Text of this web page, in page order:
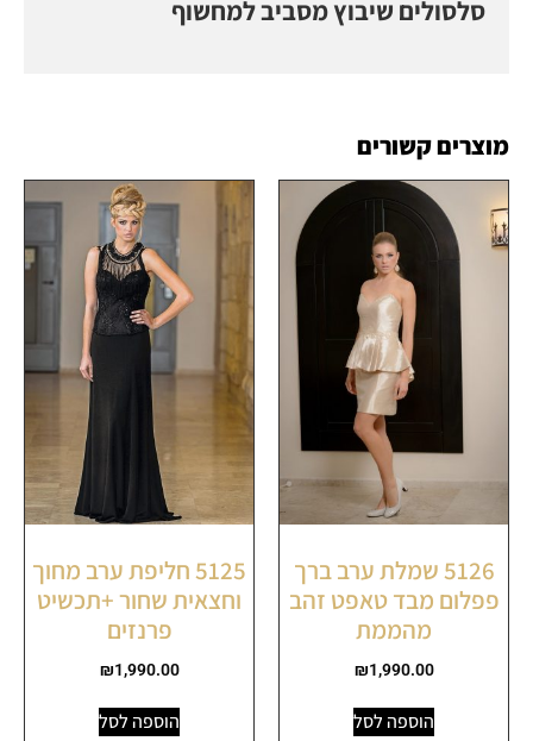
מוצרים קשורים
5126 שמלת ערב ברך
פפלום מבד טאפט זהב
מהממת
₪1,990.00
הוספה לסל
5125 חליפת ערב מחוך
וחצאית שחור +תכשיט
פרנזים
₪1,990.00
הוספה לסל
סלסולים שיבוץ מסביב למחשוף